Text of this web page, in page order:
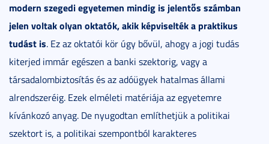
modern szegedi egyetemen mindig is jelentős számban
jelen voltak olyan oktatók, akik képviselték a praktikus
tudást is. Ez az oktatói kör úgy bővül, ahogy a jogi tudás
kiterjed immár egészen a banki szektorig, vagy a
társadalombiztosítás és az adóügyek hatalmas állami
alrendszeréig. Ezek elméleti matériája az egyetemre
kívánkozó anyag. De nyugodtan említhetjük a politikai
szektort is, a politikai szempontból karakteres